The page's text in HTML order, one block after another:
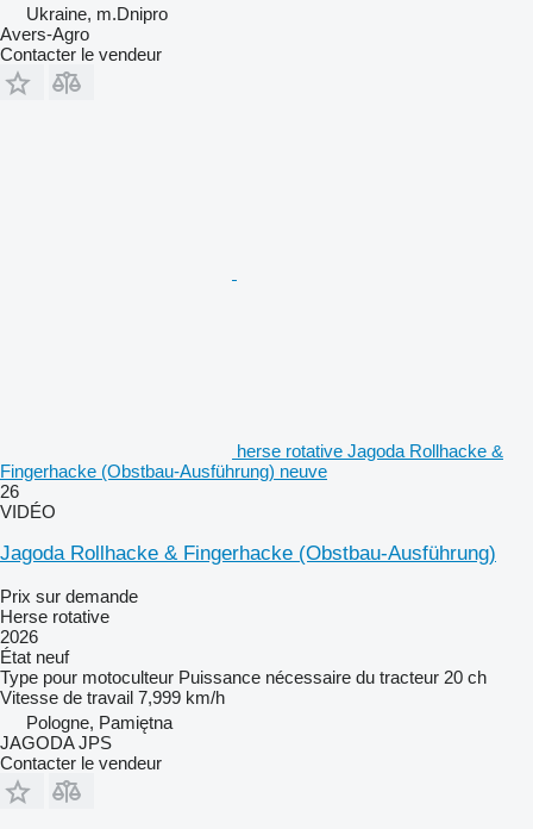
Ukraine, m.Dnipro
Avers-Agro
Contacter le vendeur
herse rotative Jagoda Rollhacke &
Fingerhacke (Obstbau-Ausführung) neuve
26
VIDÉO
Jagoda Rollhacke & Fingerhacke (Obstbau-Ausführung)
Prix sur demande
Herse rotative
2026
État neuf
Type pour motoculteur Puissance nécessaire du tracteur 20 ch
Vitesse de travail 7,999 km/h
Pologne, Pamiętna
JAGODA JPS
Contacter le vendeur